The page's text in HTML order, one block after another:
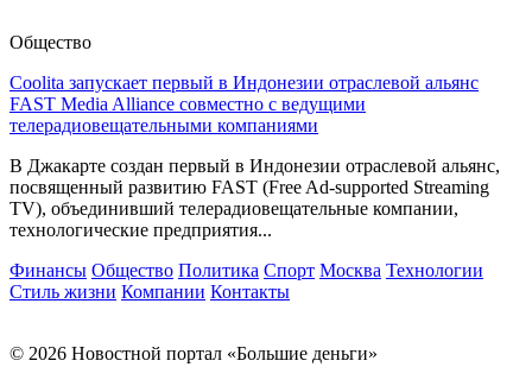
Общество
Coolita запускает первый в Индонезии отраслевой альянс
FAST Media Alliance совместно с ведущими
телерадиовещательными компаниями
В Джакарте создан первый в Индонезии отраслевой альянс,
посвященный развитию FAST (Free Ad-supported Streaming
TV), объединивший телерадиовещательные компании,
технологические предприятия...
Финансы Общество Политика Спорт Москва Технологии
Стиль жизни Компании Контакты
© 2026 Новостной портал «Большие деньги»